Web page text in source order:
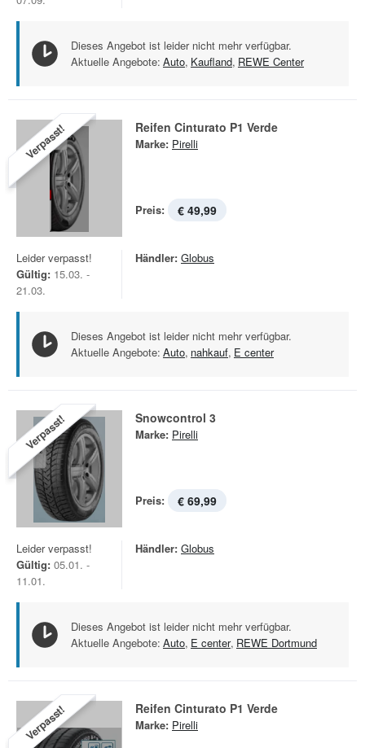
Dieses Angebot ist leider nicht mehr verfügbar.
Aktuelle Angebote: Auto, Kaufland, REWE Center
Verpasst! Reifen Cinturato P1 Verde
Marke: Pirelli
Preis: € 49,99
Leider verpasst!
Gültig: 15.03. -
21.03.
Händler: Globus
Dieses Angebot ist leider nicht mehr verfügbar.
Aktuelle Angebote: Auto, nahkauf, E center
Verpasst! Snowcontrol 3
Marke: Pirelli
Preis: € 69,99
Leider verpasst!
Gültig: 05.01. -
11.01.
Händler: Globus
Dieses Angebot ist leider nicht mehr verfügbar.
Aktuelle Angebote: Auto, E center, REWE Dortmund
Verpasst! Reifen Cinturato P1 Verde
Marke: Pirelli